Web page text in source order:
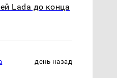
Lada до конца
день назад